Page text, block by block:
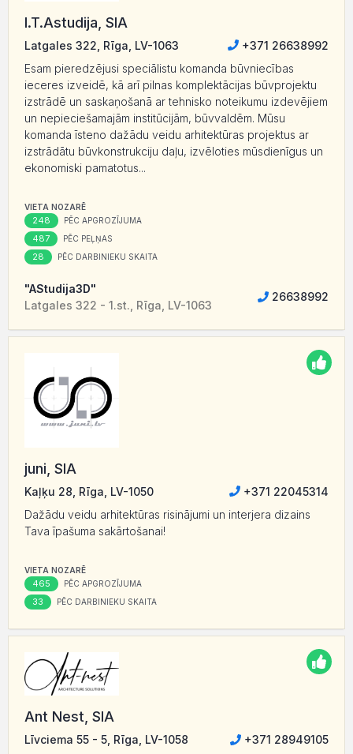
I.T.Astudija, SIA
Latgales 322, Rīga, LV-1063
+371 26638992
Esam pieredzējusi speciālistu komanda būvniecības
ieceres izveidē, kā arī pilnas komplektācijas būvprojektu
izstrādē un saskaņošanā ar tehnisko noteikumu izdevējiem
un nepieciešamajām institūcijām, būvvaldēm. Mūsu
komanda īsteno dažādu veidu arhitektūras projektus ar
izstrādātu būvkonstrukciju daļu, izvēloties mūsdienīgus un
ekonomiski pamatotus...
VIETA NOZARĒ
248 PĒC APGROZĪJUMA
487 PĒC PEĻŅAS
28 PĒC DARBINIEKU SKAITA
"AStudija3D"
Latgales 322 - 1.st., Rīga, LV-1063
26638992
juni, SIA
Kaļķu 28, Rīga, LV-1050
+371 22045314
Dažādu veidu arhitektūras risinājumi un interjera dizains
Tava īpašuma sakārtošanai!
VIETA NOZARĒ
465 PĒC APGROZĪJUMA
33 PĒC DARBINIEKU SKAITA
Ant Nest, SIA
Līvciema 55 - 5, Rīga, LV-1058
+371 28949105